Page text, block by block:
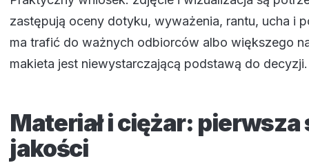
zastępują oceny dotyku, wyważenia, rantu, ucha i
ma trafić do ważnych odbiorców albo większego
makieta jest niewystarczającą podstawą do decyzji.
Materiał i ciężar: pierwsza
jakości